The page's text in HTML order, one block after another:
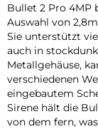
Bullet 2 Pro 4MP
Auswahl von
Sie unterstützt
auch in
Metallgehäuse,
verschiedenen
eingebautem
Sirene hält die
von dem fern,